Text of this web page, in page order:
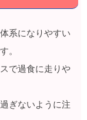
系になりやすい
。
で過食に走りや
ぎないように注